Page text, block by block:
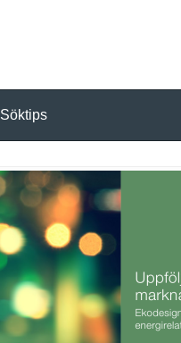
Söktips